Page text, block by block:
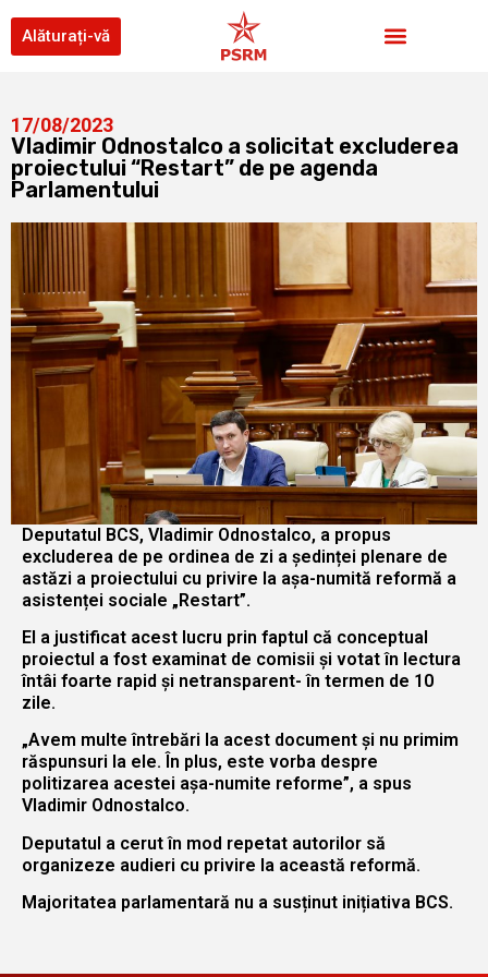
Alăturați-vă
17/08/2023
Vladimir Odnostalco a solicitat excluderea
proiectului “Restart” de pe agenda
Parlamentului
Deputatul BCS, Vladimir Odnostalco, a propus
excluderea de pe ordinea de zi a ședinței plenare de
astăzi a proiectului cu privire la așa-numită reformă a
asistenței sociale „Restart”.
El a justificat acest lucru prin faptul că conceptual
proiectul a fost examinat de comisii și votat în lectura
întâi foarte rapid și netransparent- în termen de 10
zile.
„Avem multe întrebări la acest document și nu primim
răspunsuri la ele. În plus, este vorba despre
politizarea acestei așa-numite reforme”, a spus
Vladimir Odnostalco.
Deputatul a cerut în mod repetat autorilor să
organizeze audieri cu privire la această reformă.
Majoritatea parlamentară nu a susținut inițiativa BCS.